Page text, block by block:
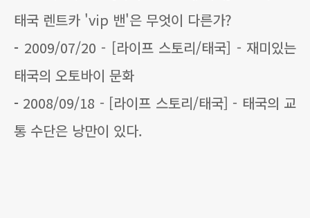
태국 렌트카 'vip 밴'은 무엇이 다른가?
- 2009/07/20 - [라이프 스토리/태국] - 재미있는
태국의 오토바이 문화
- 2008/09/18 - [라이프 스토리/태국] - 태국의 교
통 수단은 낭만이 있다.